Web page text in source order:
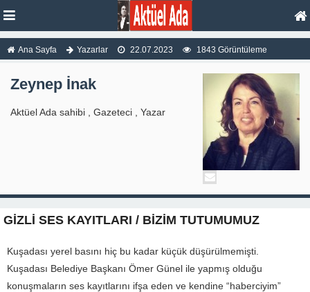
Ana Sayfa Yazarlar 22.07.2023 1843 Görüntüleme
Zeynep İnak
Aktüel Ada sahibi , Gazeteci , Yazar
GİZLİ SES KAYITLARI / BİZİM TUTUMUMUZ
Kuşadası yerel basını hiç bu kadar küçük düşürülmemişti.
Kuşadası Belediye Başkanı Ömer Günel ile yapmış olduğu
konuşmaların ses kayıtlarını ifşa eden ve kendine “haberciyim”